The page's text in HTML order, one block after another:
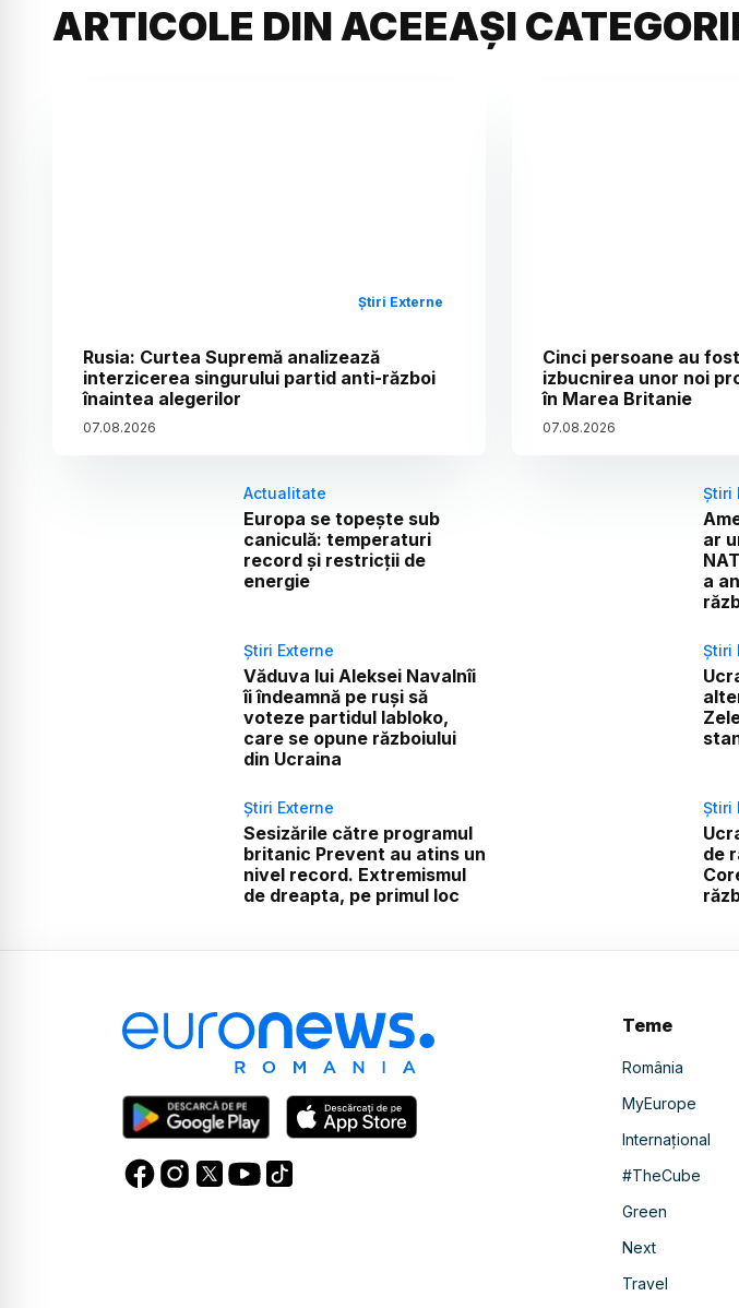
ARTICOLE DIN ACEEAȘI
Știri Externe
Rusia: Curtea Supremă analizează
interzicerea singurului partid anti-război
înaintea alegerilor
07.08.2026
Cinci persoane au
izbucnirea unor noi
în Marea Britanie
07.08.2026
Actualitate
Europa se topește sub
caniculă: temperaturi
record și restricții de
energie
Știri
ar
a
Știri Externe
Văduva lui Aleksei Navalnîi
îi îndeamnă pe ruși să
voteze partidul Iabloko,
care se opune războiului
din Ucraina
Știri
Știri Externe
Sesizările către programul
britanic Prevent au atins un
nivel record. Extremismul
de dreapta, pe primul loc
Știri
de
Teme
România
MyEurope
Internațional
#TheCube
Green
Next
Travel